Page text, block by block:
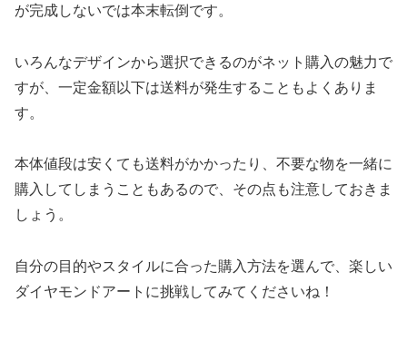
が完成しないでは本末転倒です。
いろんなデザインから選択できるのがネット購入の魅力で
すが、一定金額以下は送料が発生することもよくありま
す。
本体値段は安くても送料がかかったり、不要な物を一緒に
購入してしまうこともあるので、その点も注意しておきま
しょう。
自分の目的やスタイルに合った購入方法を選んで、楽しい
ダイヤモンドアートに挑戦してみてくださいね！